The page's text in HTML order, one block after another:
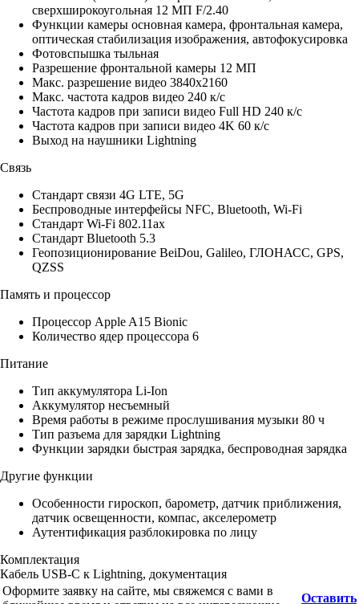
сверхширокоугольная 12 МП F/2.40
Функции камеры основная камера, фронтальная камера,
оптическая стабилизация изображения, автофокусировка
Фотовспышка тыльная
Разрешение фронтальной камеры 12 МП
Макс. разрешение видео 3840x2160
Макс. частота кадров видео 240 к/с
Частота кадров при записи видео Full HD 240 к/c
Частота кадров при записи видео 4K 60 к/c
Выход на наушники Lightning
Связь
Стандарт связи 4G LTE, 5G
Беспроводные интерфейсы NFC, Bluetooth, Wi-Fi
Стандарт Wi-Fi 802.11ax
Стандарт Bluetooth 5.3
Геопозиционирование BeiDou, Galileo, ГЛОНАСС, GPS,
QZSS
Память и процессор
Процессор Apple A15 Bionic
Количество ядер процессора 6
Питание
Тип аккумулятора Li-Ion
Аккумулятор несъемный
Время работы в режиме прослушивания музыки 80 ч
Тип разъема для зарядки Lightning
Функции зарядки быстрая зарядка, беспроводная зарядка
Другие функции
Особенности гироскоп, барометр, датчик приближения,
датчик освещенности, компас, акселерометр
Аутентификация разблокировка по лицу
Комплектация
Кабель USB-C к Lightning, документация
Оформите заявку на сайте, мы свяжемся с вами в
Оставить